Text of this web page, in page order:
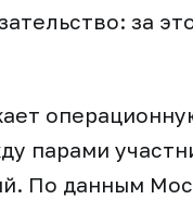
за
парами
По данным